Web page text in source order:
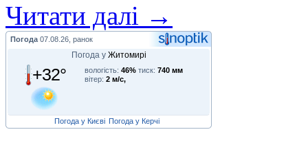
Читати далі →
Погода 07.08.26, ранок
Погода у Житомирі
+32° вологість: 46% тиск: 740 мм
вітер: 2 м/с,
Погода у Києві Погода у Керчі